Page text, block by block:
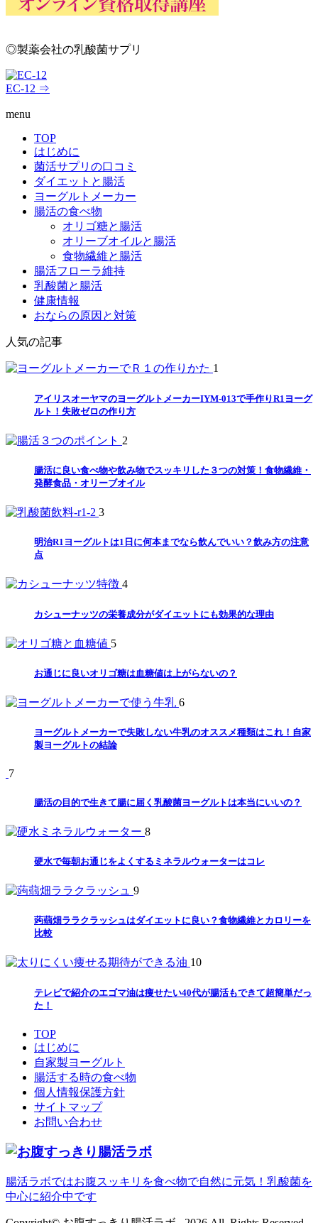
◎製薬会社の乳酸菌サプリ
EC-12 ⇒
menu
TOP
はじめに
菌活サプリの口コミ
ダイエットと腸活
ヨーグルトメーカー
腸活の食べ物
オリゴ糖と腸活
オリーブオイルと腸活
食物繊維と腸活
腸活フローラ維持
乳酸菌と腸活
健康情報
おならの原因と対策
人気の記事
1
アイリスオーヤマのヨーグルトメーカーIYM-013で手作りR1ヨーグ
ルト！失敗ゼロの作り方
2
腸活に良い食べ物や飲み物でスッキリした３つの対策！食物繊維・
発酵食品・オリーブオイル
3
明治R1ヨーグルトは1日に何本までなら飲んでいい？飲み方の注意
点
4
カシューナッツの栄養成分がダイエットにも効果的な理由
5
お通じに良いオリゴ糖は血糖値は上がらないの？
6
ヨーグルトメーカーで失敗しない牛乳のオススメ種類はこれ！自家
製ヨーグルトの結論
7
腸活の目的で生きて腸に届く乳酸菌ヨーグルトは本当にいいの？
8
硬水で毎朝お通じをよくするミネラルウォーターはコレ
9
蒟蒻畑ララクラッシュはダイエットに良い？食物繊維とカロリーを
比較
10
テレビで紹介のエゴマ油は痩せたい40代が腸活もできて超簡単だっ
た！
TOP
はじめに
自家製ヨーグルト
腸活する時の食べ物
個人情報保護方針
サイトマップ
お問い合わせ
腸活ラボではお腹スッキリを食べ物で自然に元気！乳酸菌を
中心に紹介中です